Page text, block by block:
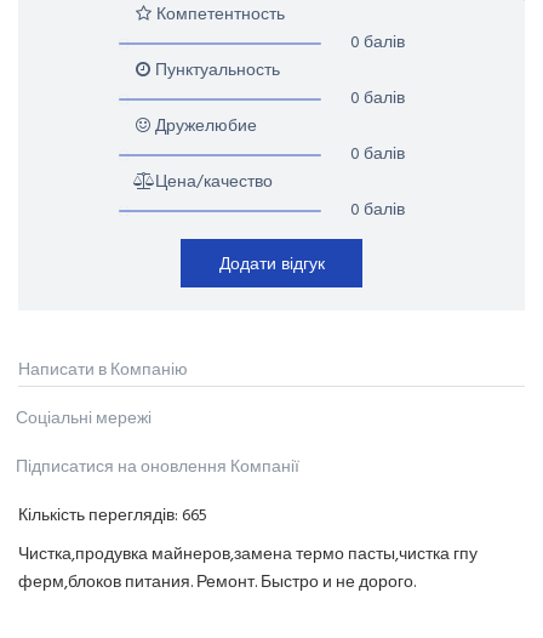
Компетентность
0 балів
Пунктуальность
0 балів
Дружелюбие
0 балів
Цена/качество
0 балів
Додати відгук
Написати в Компанію
Соціальні мережі
Підписатися на оновлення Компанії
Кількість переглядів:665
Чистка,продувка майнеров,замена термо пасты,чистка гпу
ферм,блоков питания. Ремонт. Быстро и не дорого.